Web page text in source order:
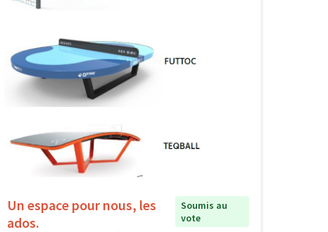
Un espace pour nous, les
ados.
Soumis au
vote